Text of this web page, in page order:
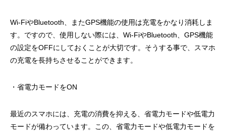
Wi-FiやBluetooth、またGPS機能の使用は充電をかなり消耗しま
す。ですので、使用しない際には、Wi-FiやBluetooth、GPS機能
の設定をOFFにしておくことが大切です。そうする事で、スマホ
の充電を長持ちさせることができます。
・省電力モードをON
最近のスマホには、充電の消費を抑える、省電力モードや低電力
モードが備わっています。この、省電力モードや低電力モードを